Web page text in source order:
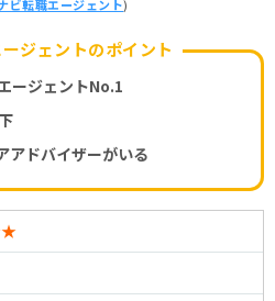
ビ転職エージェント)
ジェントのポイント
ージェントNo.1
アドバイザーがいる